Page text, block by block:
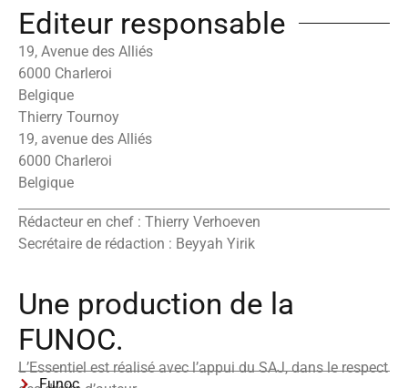
Editeur responsable
19, Avenue des Alliés
6000 Charleroi
Belgique
Thierry Tournoy
19, avenue des Alliés
6000 Charleroi
Belgique
Rédacteur en chef : Thierry Verhoeven
Secrétaire de rédaction : Beyyah Yirik
Une production de la
FUNOC.
L’Essentiel est réalisé avec l’appui du SAJ, dans le respect
Funoc